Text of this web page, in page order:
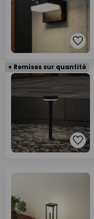
+ Remises sur quantité